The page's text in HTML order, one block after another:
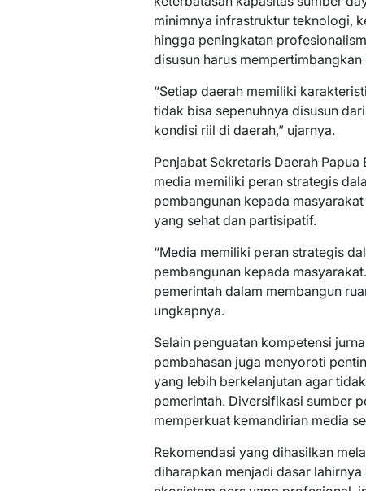
minimnya infrastruktur teknologi,
hingga peningkatan
disusun harus
“Setiap daerah memiliki
tidak bisa sepenuhnya disusun
kondisi riil di daerah,” ujarnya.
Penjabat Sekretaris Daerah
media memiliki peran strategis
pembangunan kepada
yang sehat dan partisipatif.
“Media memiliki peran strategis
pembangunan kepada
pemerintah dalam membangun
ungkapnya.
Selain penguatan kompetensi
pembahasan juga menyoroti
yang lebih berkelanjutan agar
pemerintah. Diversifikasi sumber
memperkuat kemandirian media
Rekomendasi yang dihasilkan
diharapkan menjadi dasar